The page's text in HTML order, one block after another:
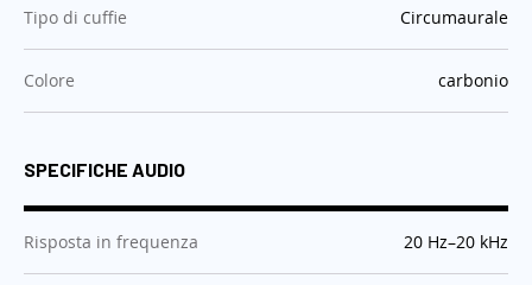
Tipo di cuffie :Circumaurale
Colore :carbonio
SPECIFICHE AUDIO
Risposta in frequenza :20 Hz–20 kHz